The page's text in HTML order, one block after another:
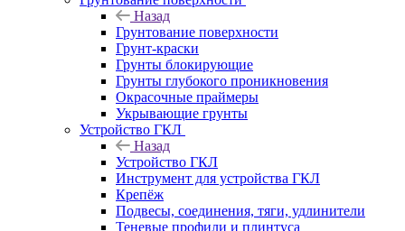
Назад
Грунтование поверхности
Грунт-краски
Грунты блокирующие
Грунты глубокого проникновения
Окрасочные праймеры
Укрывающие грунты
Устройство ГКЛ
Назад
Устройство ГКЛ
Инструмент для устройства ГКЛ
Крепёж
Подвесы, соединения, тяги, удлинители
Теневые профили и плинтуса